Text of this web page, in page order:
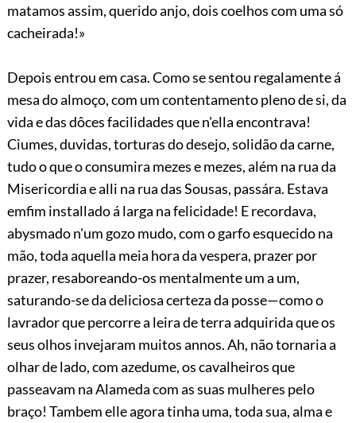
matamos assim, querido anjo, dois coelhos com uma só
cacheirada!»
Depois entrou em casa. Como se sentou regalamente á
mesa do almoço, com um contentamento pleno de si, da
vida e das dôces facilidades que n'ella encontrava!
Ciumes, duvidas, torturas do desejo, solidão da carne,
tudo o que o consumira mezes e mezes, além na rua da
Misericordia e alli na rua das Sousas, passára. Estava
emfim installado á larga na felicidade! E recordava,
abysmado n'um gozo mudo, com o garfo esquecido na
mão, toda aquella meia hora da vespera, prazer por
prazer, resaboreando-os mentalmente um a um,
saturando-se da deliciosa certeza da posse—como o
lavrador que percorre a leira de terra adquirida que os
seus olhos invejaram muitos annos. Ah, não tornaria a
olhar de lado, com azedume, os cavalheiros que
passeavam na Alameda com as suas mulheres pelo
braço! Tambem elle agora tinha uma, toda sua, alma e